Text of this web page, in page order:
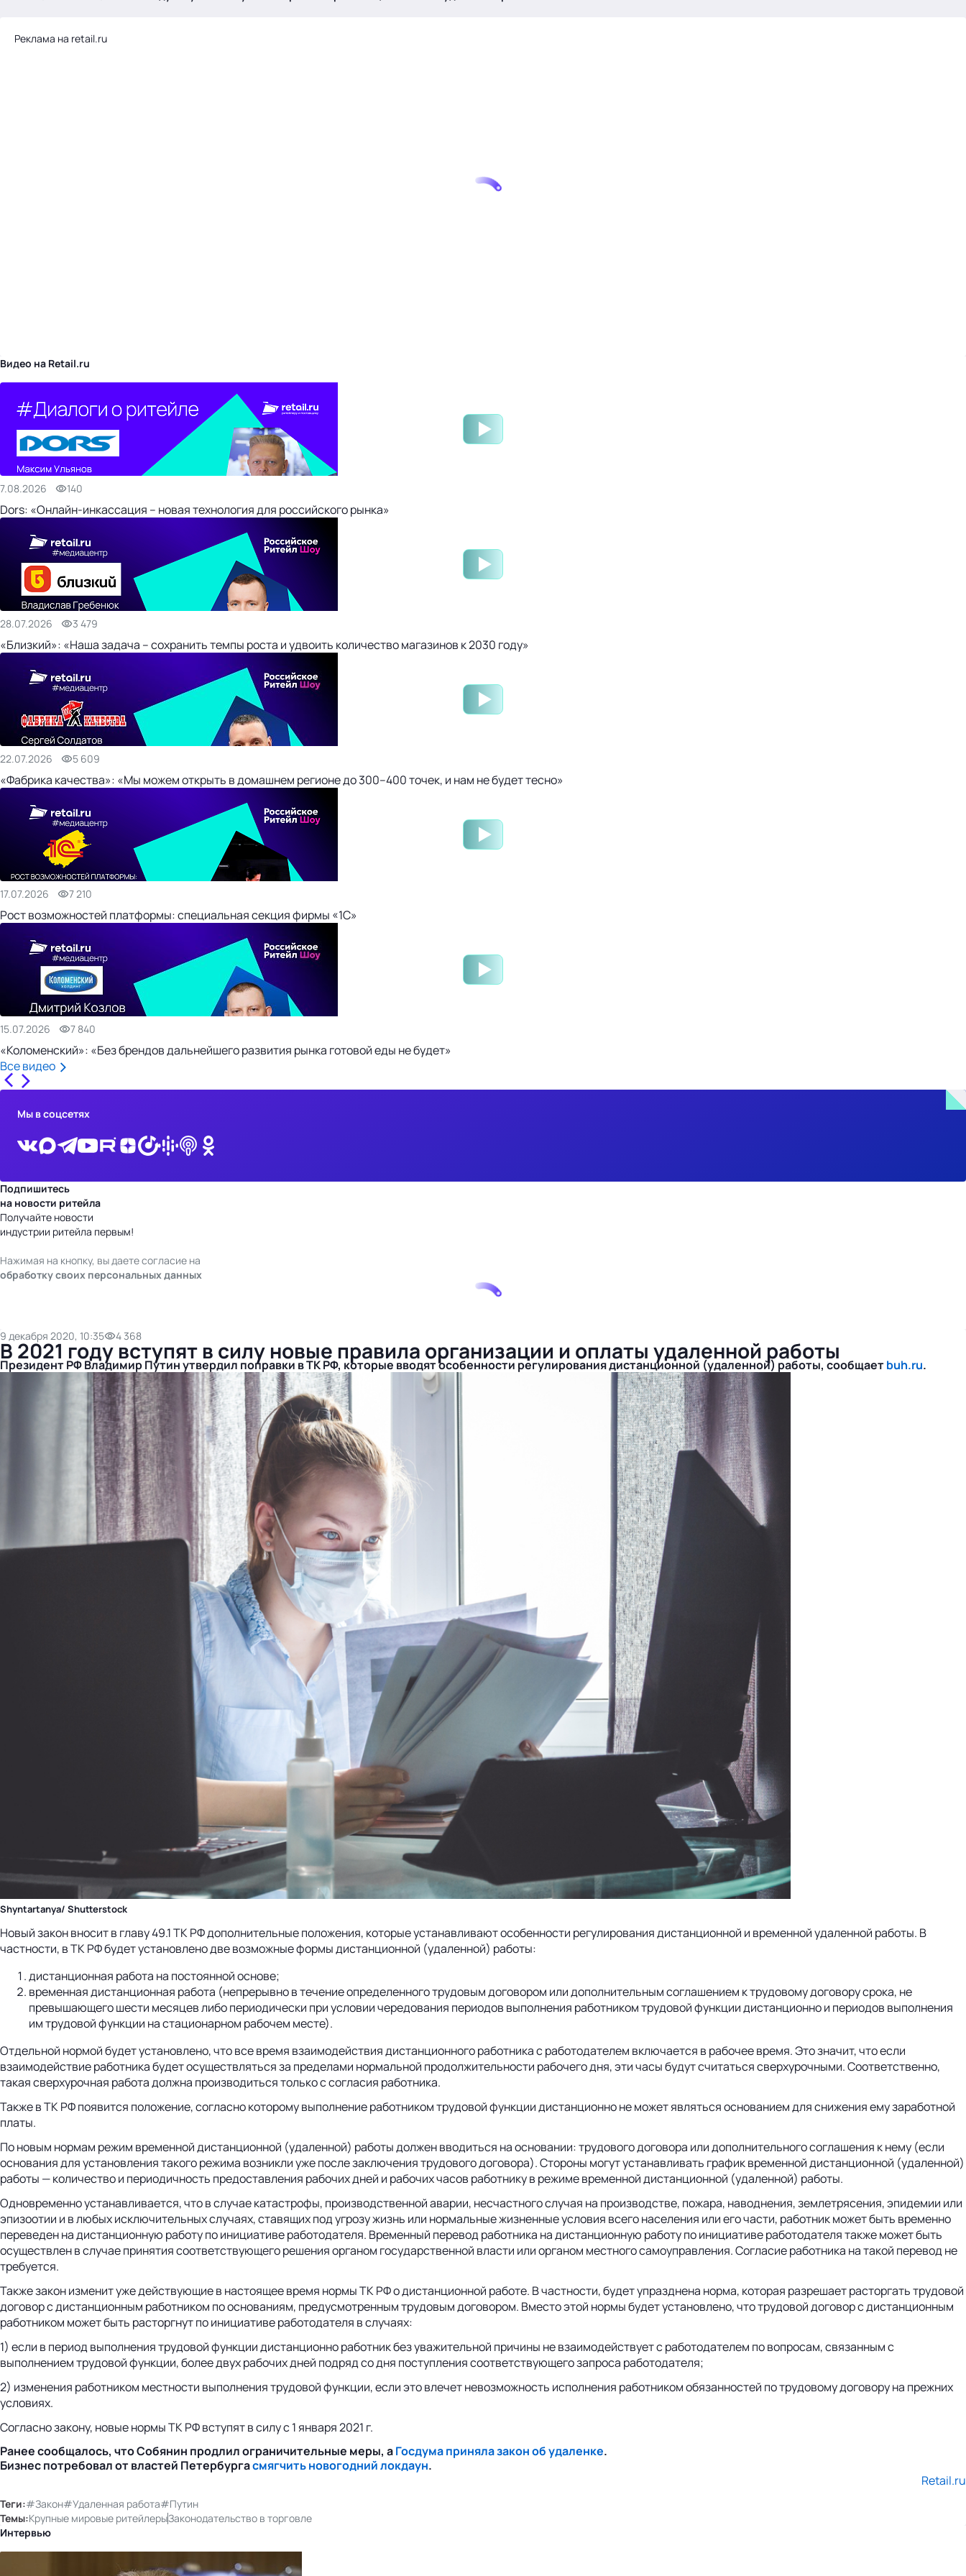
Реклама на retail.ru
Видео на Retail.ru
7.08.2026 140
Dors: «Онлайн-инкассация – новая технология для российского рынка»
28.07.2026 3 479
«Близкий»: «Наша задача – сохранить темпы роста и удвоить количество магазинов к 2030 году»
22.07.2026 5 609
«Фабрика качества»: «Мы можем открыть в домашнем регионе до 300–400 точек, и нам не будет тесно»
17.07.2026 7 210
Рост возможностей платформы: специальная секция фирмы «1С»
15.07.2026 7 840
«Коломенский»: «Без брендов дальнейшего развития рынка готовой еды не будет»
Все видео
Мы в соцсетях
Подпишитесь
на новости ритейла
Получайте новости
индустрии ритейла первым!
Нажимая на кнопку, вы даете согласие на
обработку своих персональных данных
9 декабря 2020, 10:35 4 368
В 2021 году вступят в силу новые правила организации и оплаты удаленной работы
Президент РФ Владимир Путин утвердил поправки в ТК РФ, которые вводят особенности регулирования дистанционной (удаленной) работы, сообщаетbuh.ru.
Shyntartanya/ Shutterstock
Новый закон вносит в главу 49.1 ТК РФ дополнительные положения, которые устанавливают особенности регулирования дистанционной и временной удаленной работы. В
частности, в ТК РФ будет установлено две возможные формы дистанционной (удаленной) работы:
дистанционная работа на постоянной основе;
временная дистанционная работа (непрерывно в течение определенного трудовым договором или дополнительным соглашением к трудовому договору срока, не
превышающего шести месяцев либо периодически при условии чередования периодов выполнения работником трудовой функции дистанционно и периодов выполнения
им трудовой функции на стационарном рабочем месте).
Отдельной нормой будет установлено, что все время взаимодействия дистанционного работника с работодателем включается в рабочее время. Это значит, что если
взаимодействие работника будет осуществляться за пределами нормальной продолжительности рабочего дня, эти часы будут считаться сверхурочными. Соответственно,
такая сверхурочная работа должна производиться только с согласия работника.
Также в ТК РФ появится положение, согласно которому выполнение работником трудовой функции дистанционно не может являться основанием для снижения ему заработной
платы.
По новым нормам режим временной дистанционной (удаленной) работы должен вводиться на основании: трудового договора или дополнительного соглашения к нему (если
основания для установления такого режима возникли уже после заключения трудового договора). Стороны могут устанавливать график временной дистанционной (удаленной)
работы — количество и периодичность предоставления рабочих дней и рабочих часов работнику в режиме временной дистанционной (удаленной) работы.
Одновременно устанавливается, что в случае катастрофы, производственной аварии, несчастного случая на производстве, пожара, наводнения, землетрясения, эпидемии или
эпизоотии и в любых исключительных случаях, ставящих под угрозу жизнь или нормальные жизненные условия всего населения или его части, работник может быть временно
переведен на дистанционную работу по инициативе работодателя. Временный перевод работника на дистанционную работу по инициативе работодателя также может быть
осуществлен в случае принятия соответствующего решения органом государственной власти или органом местного самоуправления. Согласие работника на такой перевод не
требуется.
Также закон изменит уже действующие в настоящее время нормы ТК РФ о дистанционной работе. В частности, будет упразднена норма, которая разрешает расторгать трудовой
договор с дистанционным работником по основаниям, предусмотренным трудовым договором. Вместо этой нормы будет установлено, что трудовой договор с дистанционным
работником может быть расторгнут по инициативе работодателя в случаях:
1) если в период выполнения трудовой функции дистанционно работник без уважительной причины не взаимодействует с работодателем по вопросам, связанным с
выполнением трудовой функции, более двух рабочих дней подряд со дня поступления соответствующего запроса работодателя;
2) изменения работником местности выполнения трудовой функции, если это влечет невозможность исполнения работником обязанностей по трудовому договору на прежних
условиях.
Согласно закону, новые нормы ТК РФ вступят в силу с 1 января 2021 г.
Ранее сообщалось, что Собянин продлил ограничительные меры, аГосдума приняла закон об удаленке.
Бизнес потребовал от властей Петербургасмягчить новогодний локдаун.
Retail.ru
Теги:#Закон#Удаленная работа#Путин
Темы:Крупные мировые ритейлерыЗаконодательство в торговле
Интервью